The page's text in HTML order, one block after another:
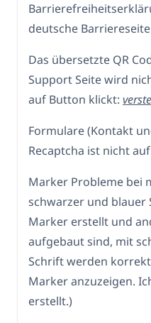
deutsche
Das übersetzte QR
Support Seite wird
auf Button klickt:
Formulare (Kontakt
Recaptcha ist nicht
Marker Probleme bei
schwarzer und blauer
Marker erstellt und
aufgebaut sind, mit
Schrift werden
Marker anzuzeigen.
erstellt.)